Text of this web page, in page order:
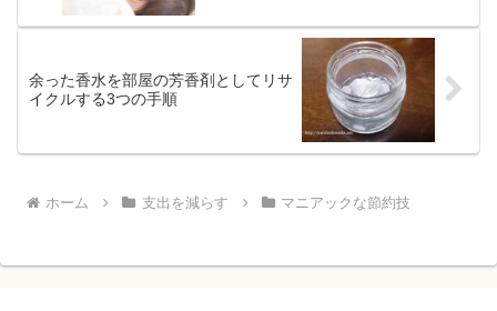
余った香水を部屋の芳香剤としてリサ
イクルする3つの手順
ホーム 支出を減らす マニアックな節約技